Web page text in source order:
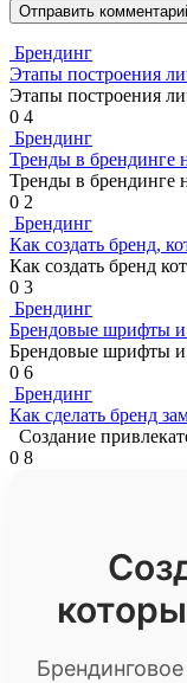
Брендинг
Этапы построения
Этапы построения
0 4
Брендинг
Тренды в брендинге
Тренды в брендинге
0 2
Брендинг
Как создать бренд,
Как создать бренд
0 3
Брендинг
Брендовые шрифты и
Брендовые шрифты и
0 6
Брендинг
Как сделать бренд
Создание
0 8
Брендинговое